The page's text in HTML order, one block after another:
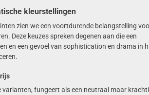
kleurstellingen
zien we een voortdurende belangstelling
Deze keuzes spreken degenen aan die een
en een gevoel van sophistication en drama in
varianten, fungeert als een neutraal maar